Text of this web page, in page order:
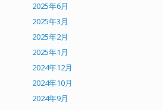
2025年6月
2025年3月
2025年2月
2025年1月
2024年12月
2024年10月
2024年9月